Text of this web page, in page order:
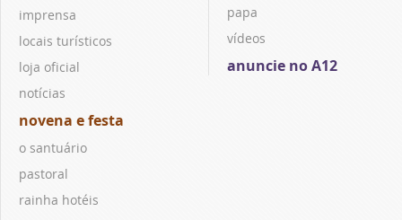
imprensa
locais turísticos
loja oficial
notícias
novena e festa
o santuário
pastoral
rainha hotéis
papa
vídeos
anuncie no A12